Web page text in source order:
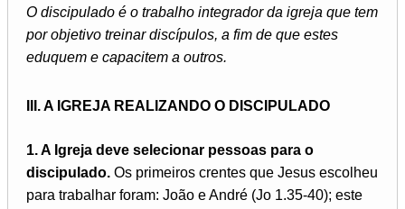
O discipulado é o trabalho integrador da igreja que tem
por objetivo treinar discípulos, a fim de que estes
eduquem e capacitem a outros.
III. A IGREJA REALIZANDO O DISCIPULADO
1. A Igreja deve selecionar pessoas para o
discipulado. Os primeiros crentes que Jesus escolheu
para trabalhar foram: João e André (Jo 1.35-40); este